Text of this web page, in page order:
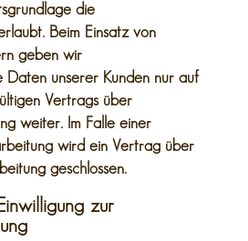
die
Beim Einsatz von
geben wir
Daten unserer Kunden nur auf
Vertrags über
weiter. Im Falle einer
wird ein Vertrag über
geschlossen.
zur